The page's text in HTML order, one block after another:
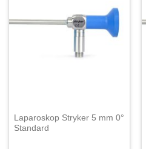
Laparoskop Stryker 5 mm 0°
Standard